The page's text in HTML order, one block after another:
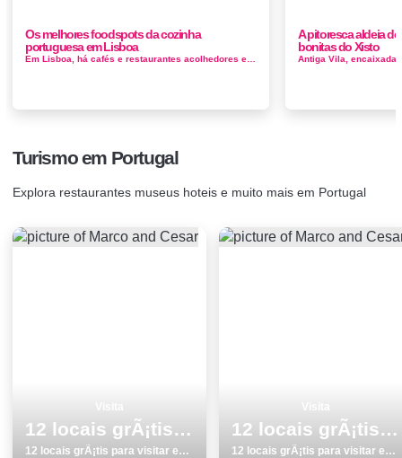
Os melhores foodspots da cozinha
portuguesa em Lisboa
A pitoresca aldeia
bonitas do Xisto
Turismo em Portugal
Explora restaurantes museus hoteis e muito mais em Portugal
12 locais grÃ¡tis para visitar em Lagoa
12 locais grÃ¡tis para visitar em Lagoa
12 locais grÃ¡tis para visitar em Lagos
12 locais grÃ¡tis para visitar em Lagos